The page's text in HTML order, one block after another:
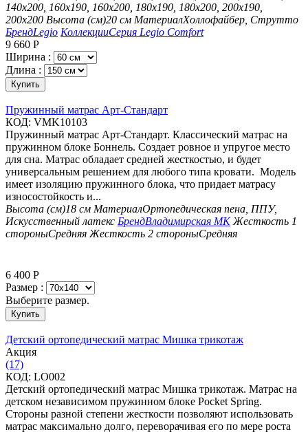
140х200, 160х190, 160х200, 180х190, 180х200, 200х190,
200х200 Высота (см)20 см МатериалХоллофайбер, Струтто
БрендLegio КоллекцииСерия Legio Comfort
9 660 Р
Ширина :
Длина :
Купить
Пружинный матрас Арт-Стандарт
КОД: VMK10103
Пружинный матрас Арт-Стандарт. Классический матрас на
пружинном блоке Боннель. Создает ровное и упругое место
для сна. Матрас обладает средней жесткостью, и будет
универсальным решением для любого типа кровати. Модель
имеет изоляцию пружинного блока, что придает матрасу
износостойкость и...
Высота (см)18 см МатериалОртопедическая пена, ППУ,
Искусственный латекс БрендВладимирская МК Жесткость 1
стороныСредняя Жесткость 2 стороныСредняя
6 400 Р
Размер :
Выберите размер.
Купить
Детский ортопедический матрас Мишка трикотаж
Aкция
(17)
КОД: LO002
Детский ортопедический матрас Мишка трикотаж. Матрас на
детском независимом пружинном блоке Pocket Spring.
Стороны разной степени жесткости позволяют использовать
матрас максимально долго, переворачивая его по мере роста